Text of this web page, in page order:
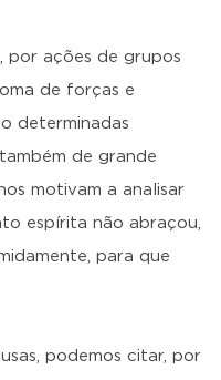
por ações de grupos
de forças e
determinadas
de grande
motivam a analisar
espírita não abraçou,
para que
podemos citar, por